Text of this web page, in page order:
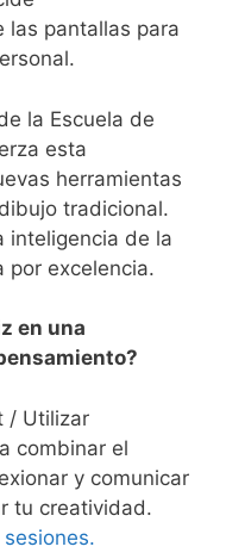
las pantallas para
la Escuela de
esta
herramientas
tradicional.
inteligencia de la
por excelencia.
en una
/ Utilizar
combinar el
y comunicar
tu creatividad.